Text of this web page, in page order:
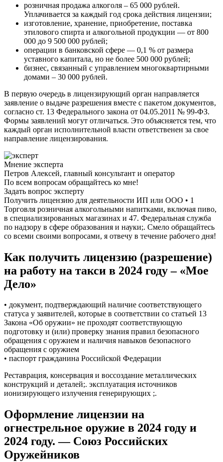
розничная продажа алкоголя – 65 000 рублей.
Уплачивается за каждый год срока действия лицензии;
изготовление, хранение, приобретение, поставка
этилового спирта и алкогольной продукции — от 800
000 до 9 500 000 рублей;
операции в банковской сфере — 0,1 % от размера
уставного капитала, но не более 500 000 рублей;
бизнес, связанный с управлением многоквартирными
домами – 30 000 рублей.
В первую очередь в лицензирующий орган направляется
заявление о выдаче разрешения вместе с пакетом документов,
согласно ст. 13 Федерального закона от 04.05.2011 № 99-ФЗ.
Формы заявлений могут отличаться. Это объясняется тем, что
каждый орган исполнительной власти ответственен за свое
направление лицензирования.
Мнение эксперта
Петров Алексей, главный консультант и оператор
По всем вопросам обращайтесь ко мне!
Задать вопрос эксперту
Получить лицензию для деятельности ИП или ООО • 1
Торговля розничная алкогольными напитками, включая пиво,
в специализированных магазинах и 47. Федеральная служба
по надзору в сфере образования и науки;. Смело обращайтесь
со всеми своими вопросами, я отвечу в течение рабочего дня!
Как получить лицензию (разрешение)
на работу на такси в 2024 году – «Мое
Дело»
• документ, подтверждающий наличие соответствующего
статуса у заявителей, которые в соответствии со статьей 13
Закона «Об оружии» не проходят соответствующую
подготовку и (или) проверку знания правил безопасного
обращения с оружием и наличия навыков безопасного
обращения с оружием
• паспорт гражданина Российской Федерации
Реставрация, консервация и воссоздание металлических
конструкций и деталей;. эксплуатация источников
ионизирующего излучения генерирующих ;.
Оформление лицензии на
огнестрельное оружие в 2024 году и
2024 году. — Союз Российских
Оружейников